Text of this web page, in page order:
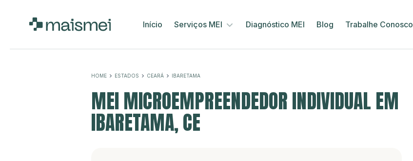
Início Serviços MEI Diagnóstico MEI Blog Trabalhe Conosco
HOME ESTADOS CEARÁ IBARETAMA
MEI MICROEMPREENDEDOR INDIVIDUAL EM
IBARETAMA, CE